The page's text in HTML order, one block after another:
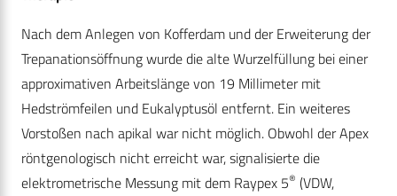
Nach dem Anlegen von Kofferdam und der Erweiterung der
Trepanationsöffnung wurde die alte Wurzelfüllung bei einer
approximativen Arbeitslänge von 19 Millimeter mit
Hedströmfeilen und Eukalyptusöl entfernt. Ein weiteres
Vorstoßen nach apikal war nicht möglich. Obwohl der Apex
röntgenologisch nicht erreicht war, signalisierte die
elektrometrische Messung mit dem Raypex 5® (VDW,